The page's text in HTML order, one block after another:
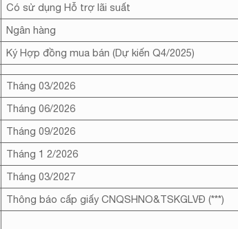
Có sử dụng Hỗ trợ lãi suất
Ngân hàng
Ký Hợp đồng mua bán (Dự kiến Q4/2025)
Tháng 03/2026
Tháng 06/2026
Tháng 09/2026
Tháng 1 2/2026
Tháng 03/2027
Thông báo cấp giấy CNQSHNO&TSKGLVĐ (***)